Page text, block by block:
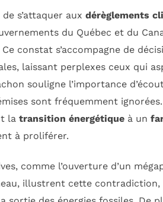
s’attaquer aux dérèglements
du Québec et du
constat s’accompagne de
laissant perplexes ceux qui
souligne l’importance
sont fréquemment
la transition énergétique à un
à proliférer.
comme l’ouverture d’un
illustrent cette contradiction,